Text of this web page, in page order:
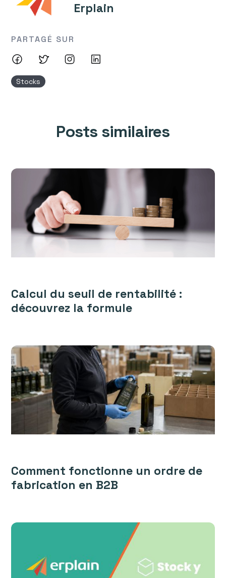
Erplain
PARTAGÉ SUR
Stocks
Posts similaires
Calcul du seuil de rentabilité :
découvrez la formule
Comment fonctionne un ordre de
fabrication en B2B